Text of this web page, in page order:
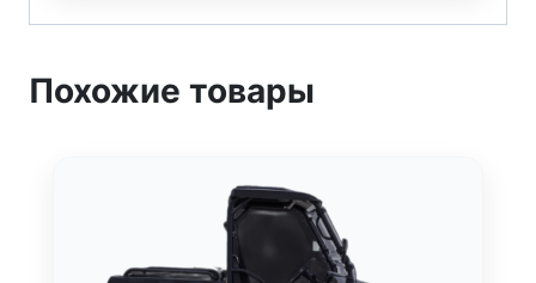
Похожие товары